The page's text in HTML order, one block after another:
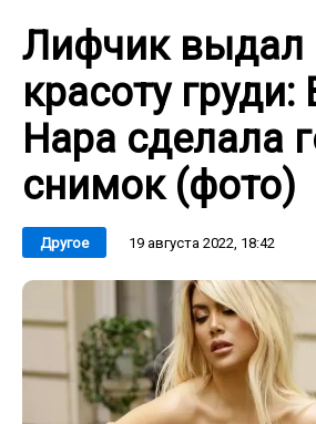
Лифчик выдал
красоту груди:
Нара сделала
снимок (фото)
Другое 19 августа 2022, 18:42